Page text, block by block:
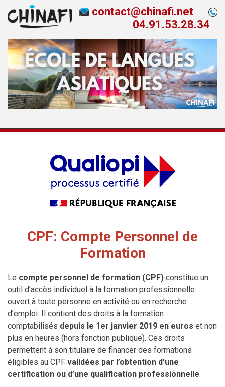
au
contenu
principal
contact@chinafi.net
04.91.53.28.34
CPF: Compte Personnel de
Formation
Le compte personnel de formation (CPF) constitue un
outil d’accès individuel à la formation professionnelle
ouvert à toute personne en activité ou en recherche
d’emploi. Il contient des droits à la formation
comptabilisés depuis le 1er janvier 2019 en euros et non
plus en heures (hors fonction publique). Ces droits
permettent à son titulaire de financer des formations
éligibles au CPF validées par l’obtention d’une
certification ou d’une qualification professionnelle.